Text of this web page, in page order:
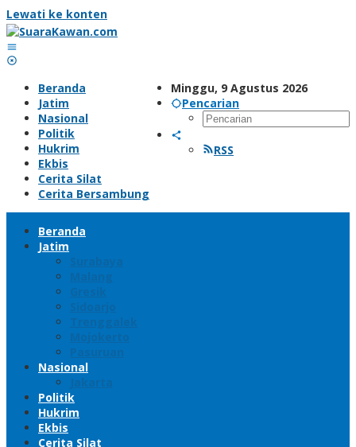
Lewati ke konten
Minggu, 9 Agustus 2026
Pencarian
RSS
Beranda
Jatim
Nasional
Politik
Hukrim
Ekbis
Cerita Silat
Cerita Bersambung
Beranda
Jatim
Surabaya
Malang
Gresik
Sidoarjo
Trenggalek
Mojokerto
Pasuruan
Nasional
Jakarta
Politik
Hukrim
Ekbis
Cerita Silat